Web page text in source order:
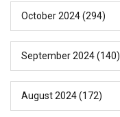
October 2024(294)
September 2024(140)
August 2024(172)